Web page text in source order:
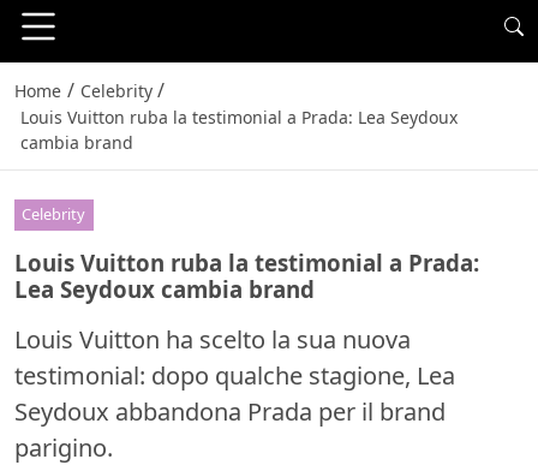
Home / Celebrity /
Louis Vuitton ruba la testimonial a Prada: Lea Seydoux
cambia brand
Celebrity
Louis Vuitton ruba la testimonial a Prada:
Lea Seydoux cambia brand
Louis Vuitton ha scelto la sua nuova
testimonial: dopo qualche stagione, Lea
Seydoux abbandona Prada per il brand
parigino.